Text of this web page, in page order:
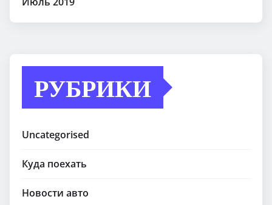
РУБРИКИ
Uncategorised
Куда поехать
Новости авто